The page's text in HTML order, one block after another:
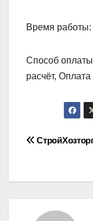
Время
Способ
расчёт,